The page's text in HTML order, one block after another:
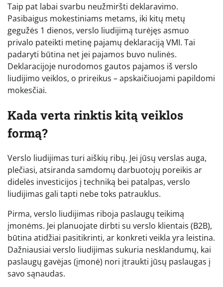
Taip pat labai svarbu neužmiršti deklaravimo.
Pasibaigus mokestiniams metams, iki kitų metų
gegužės 1 dienos, verslo liudijimą turėjęs asmuo
privalo pateikti metinę pajamų deklaraciją VMI. Tai
padaryti būtina net jei pajamos buvo nulinės.
Deklaracijoje nurodomos gautos pajamos iš verslo
liudijimo veiklos, o prireikus – apskaičiuojami papildomi
mokesčiai.
Kada verta rinktis kitą veiklos
formą?
Verslo liudijimas turi aiškių ribų. Jei jūsų verslas auga,
plečiasi, atsiranda samdomų darbuotojų poreikis ar
didelės investicijos į techniką bei patalpas, verslo
liudijimas gali tapti nebe toks patrauklus.
Pirma, verslo liudijimas riboja paslaugų teikimą
įmonėms. Jei planuojate dirbti su verslo klientais (B2B),
būtina atidžiai pasitikrinti, ar konkreti veikla yra leistina.
Dažniausiai verslo liudijimas sukuria nesklandumų, kai
paslaugų gavėjas (įmonė) nori įtraukti jūsų paslaugas į
savo sąnaudas.